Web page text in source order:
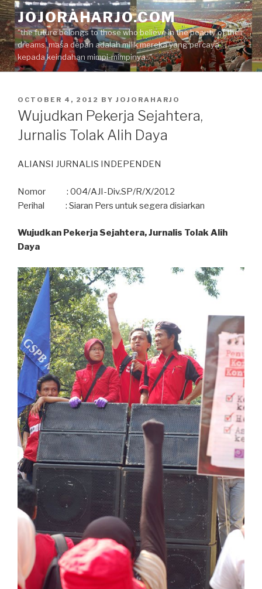
Skip
to
content
JOJORAHARJO.COM
"the future belongs to those who believe in the beauty of their
dreams, masa depan adalah milik mereka yang percaya
kepada keindahan mimpi-mimpinya.."
POSTED
ON
OCTOBER 4, 2012 BY JOJORAHARJO
Wujudkan Pekerja Sejahtera,
Jurnalis Tolak Alih Daya
ALIANSI JURNALIS INDEPENDEN
Nomor : 004/AJI-Div.SP/R/X/2012
Perihal : Siaran Pers untuk segera disiarkan
Wujudkan Pekerja Sejahtera, Jurnalis Tolak Alih
Daya